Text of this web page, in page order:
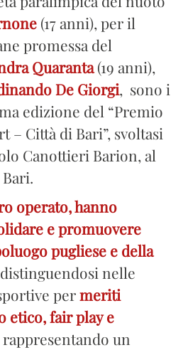
(17 anni), per il
promessa del
Quaranta(19 anni),
De Giorgi, sono i
edizione del “Premio
– Città di Bari”, svoltasi
Canottieri Barion, al
operato, hanno
e promuovere
pugliese e della
distinguendosi nelle
permeriti
etico, fair play e
rappresentando un